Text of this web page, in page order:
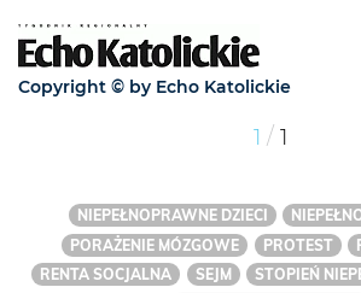
Copyright © by Echo Katolickie
1 / 1
NIEPEŁNOPRAWNE DZIECI
PORAŻENIE MÓZGOWE
PROTEST
RENTA SOCJALNA
SEJM
STOPIEŃ